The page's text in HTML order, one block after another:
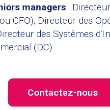
managers :
CFO), Directeur des
des Systèmes
(DC).
Contactez-nous